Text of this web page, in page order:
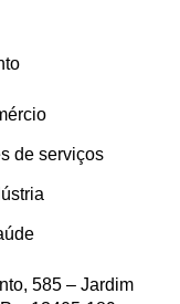
de serviços
585 – Jardim